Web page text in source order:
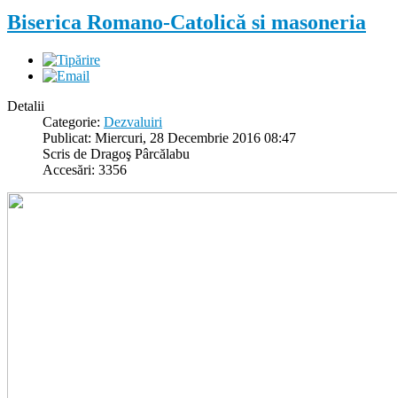
Biserica Romano-Catolică si masoneria
Detalii
Categorie: Dezvaluiri
Publicat: Miercuri, 28 Decembrie 2016 08:47
Scris de Dragoş Pârcălabu
Accesări: 3356